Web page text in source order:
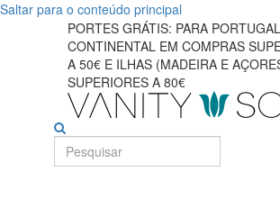
Saltar para o conteúdo principal
Descubra
melhores
suplementos
para
PORTES GRÁTIS: PARA PORTUGAL
CONTINENTAL EM COMPRAS
A 50€ E ILHAS (MADEIRA E
SUPERIORES A 80€